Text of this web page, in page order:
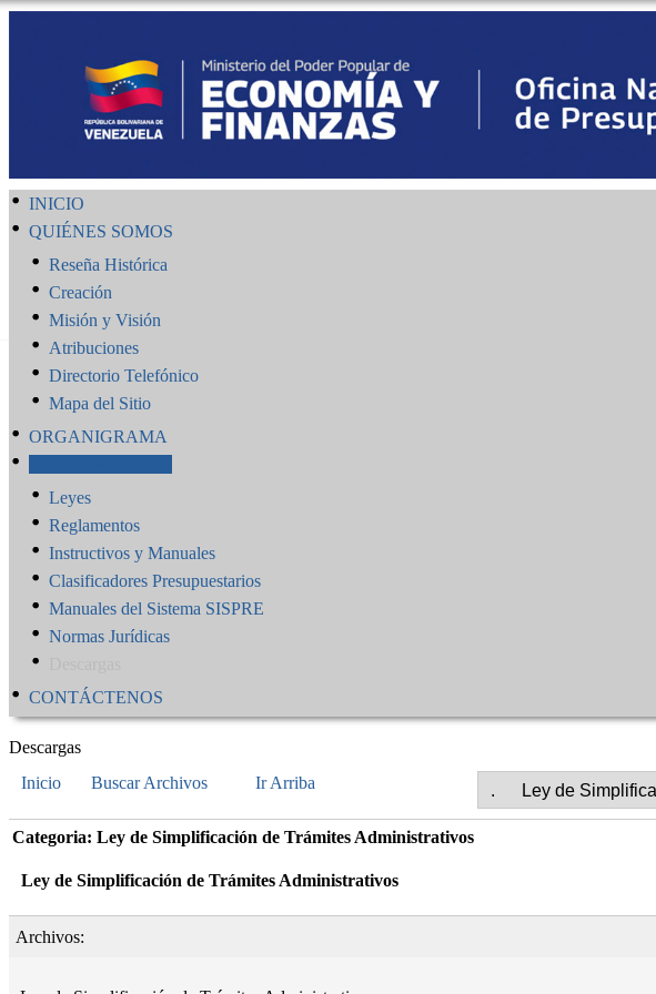
INICIO
QUIÉNES SOMOS
Reseña Histórica
Creación
Misión y Visión
Atribuciones
Directorio Telefónico
Mapa del Sitio
ORGANIGRAMA
Leyes
Reglamentos
Instructivos y Manuales
Clasificadores Presupuestarios
Manuales del Sistema SISPRE
Normas Jurídicas
CONTÁCTENOS
Descargas
Inicio
Buscar Archivos Ir Arriba
Categoria: Ley de Simplificación de Trámites Administrativos
Ley de Simplificación de Trámites Administrativos
Archivos: